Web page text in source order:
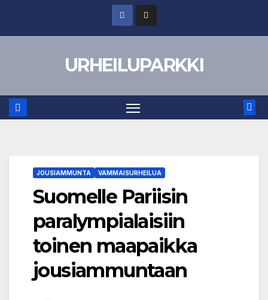
URHEILUPARKKI
JOUSIAMMUNTA VAMMAISURHEILUA
Suomelle Pariisin
paralympialaisiin
toinen maapaikka
jousiammuntaan